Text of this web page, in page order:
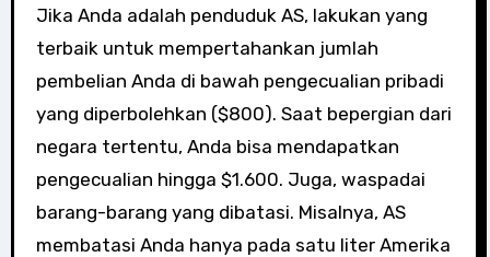
Jika Anda adalah penduduk AS, lakukan yang
terbaik untuk mempertahankan jumlah
pembelian Anda di bawah pengecualian pribadi
yang diperbolehkan ($800). Saat bepergian dari
negara tertentu, Anda bisa mendapatkan
pengecualian hingga $1.600. Juga, waspadai
barang-barang yang dibatasi. Misalnya, AS
membatasi Anda hanya pada satu liter Amerika